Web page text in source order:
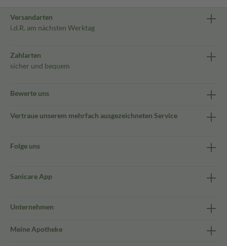
Versandarten
i.d.R. am nächsten Werktag
Zahlarten
sicher und bequem
Bewerte uns
Vertraue unserem mehrfach ausgezeichneten Service
Folge uns
Sanicare App
Unternehmen
Meine Apotheke